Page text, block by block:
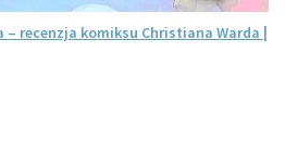
recenzja komiksu Christiana Warda |